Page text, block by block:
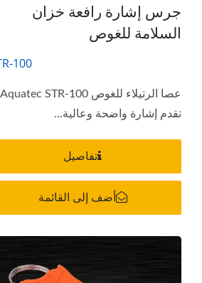
جرس إشارة رافعة خزان
السلامة للغوص
100
عصا الرتيلاء للغوص Aquatec STR-100
تقدم إشارة واضحة وعالية...
تفاصيل
أضف إلى القائمة